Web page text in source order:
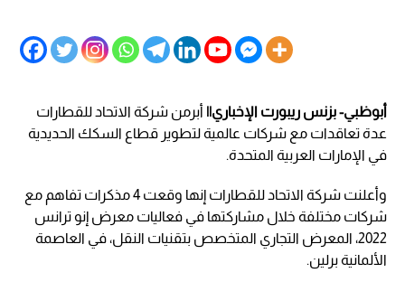
أبوظبي- بزنس ريبورت الإخباري|| أبرمن شركة الاتحاد للقطارات
عدة تعاقدات مع شركات عالمية لتطوير قطاع السكك الحديدية
في الإمارات العربية المتحدة.
وأعلنت شركة الاتحاد للقطارات إنها وقعت 4 مذكرات تفاهم مع
شركات مختلفة خلال مشاركتها في فعاليات معرض إنو ترانس
2022، المعرض التجاري المتخصص بتقنيات النقل، في العاصمة
الألمانية برلين.